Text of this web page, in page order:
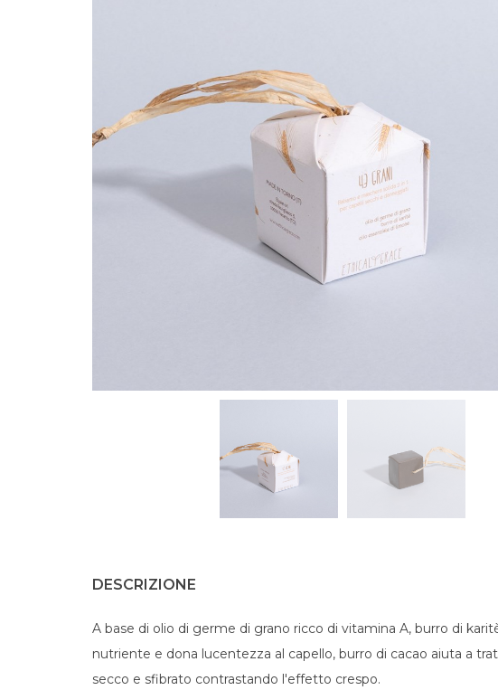
DESCRIZIONE
A base di olio di germe di grano ricco di vitamina A, burro di
nutriente e dona lucentezza al capello, burro di cacao aiuta a
secco e sfibrato contrastando l'effetto crespo.